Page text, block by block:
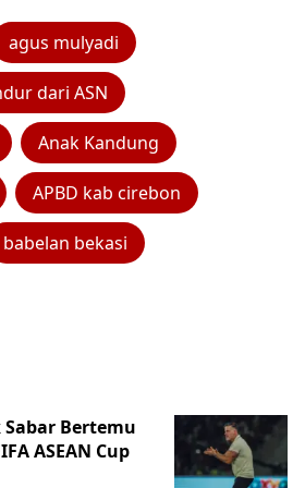
agus mulyadi
dari ASN
Anak Kandung
APBD kab cirebon
babelan bekasi
Sabar Bertemu
ASEAN Cup